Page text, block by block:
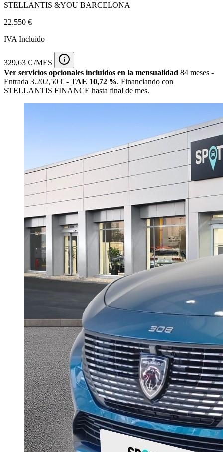
STELLANTIS &YOU BARCELONA
22.550 €
IVA Incluido
329,63 € /MES
Ver servicios opcionales incluidos en la mensualidad 84 meses -
Entrada 3.202,50 € - TAE 10,72 %. Financiando con
STELLANTIS FINANCE hasta final de mes.